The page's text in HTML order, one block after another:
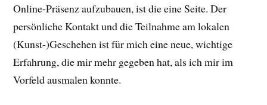
Online-Präsenz aufzubauen, ist die eine Seite. Der
persönliche Kontakt und die Teilnahme am lokalen
(Kunst-)Geschehen ist für mich eine neue, wichtige
Erfahrung, die mir mehr gegeben hat, als ich mir im
Vorfeld ausmalen konnte.